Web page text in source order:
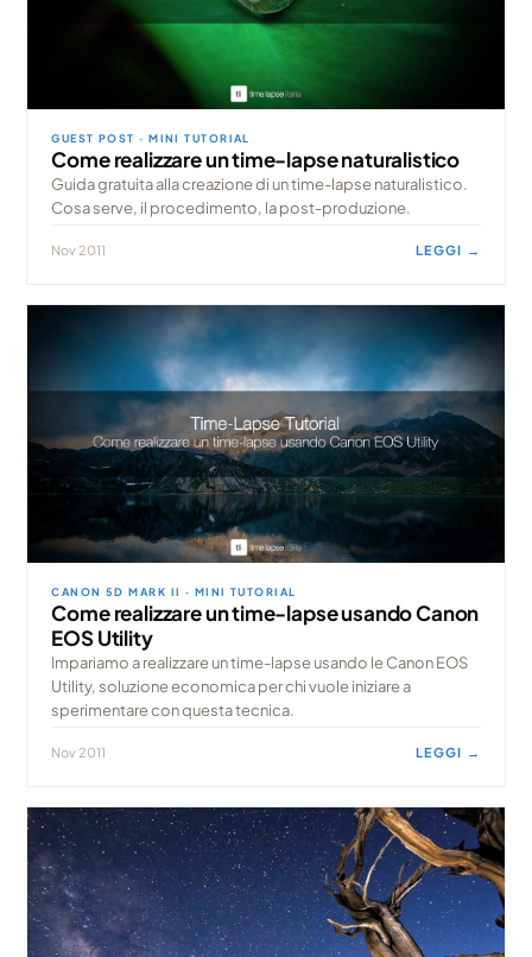
GUEST POST · MINI TUTORIAL
Come realizzare un time-lapse naturalistico
Guida gratuita alla creazione di un time-lapse naturalistico.
Cosa serve, il procedimento, la post-produzione.
Nov 2011 LEGGI →
CANON 5D MARK II · MINI TUTORIAL
Come realizzare un time-lapse usando Canon
EOS Utility
Impariamo a realizzare un time-lapse usando le Canon EOS
Utility, soluzione economica per chi vuole iniziare a
sperimentare con questa tecnica.
Nov 2011 LEGGI →